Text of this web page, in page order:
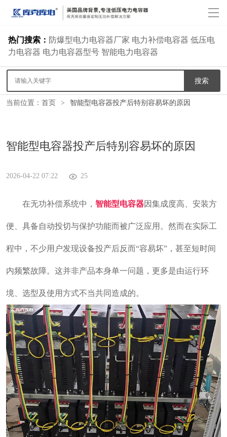
首页
防爆型电容器
产品中心
案例分析
新闻资讯
联系我们
热门搜索： 防爆型电力电容器厂家 电力补偿电容器 低压电
力电容器 电力电容器型号 智能电力电容器
搜索
当前位置： 首页 > 智能型电容器投产后特别容易坏的原因
智能型电容器投产后特别容易坏的原因
2026-04-22 07:22 25
在无功补偿系统中， 智能型电容器因集成度高、安装方
便、具备自动投切与保护功能而被广泛应用。然而在实际工
程中，不少用户发现设备投产后反而“容易坏”，甚至短时间
内频繁故障。这并非产品本身单一问题，更多是由运行环
境、选型及使用方式不当共同造成的。